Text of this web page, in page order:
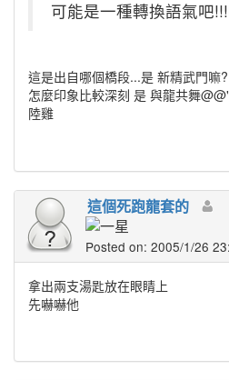
可能是一種轉換語氣吧
這是出自哪個橋段...是 新精武門嘛
怎麼印象比較深刻 是 與龍共舞
陸雞
這個死跑龍套的
Posted on: 2005/1/26
拿出兩支湯匙放在眼睛上
先嚇嚇他